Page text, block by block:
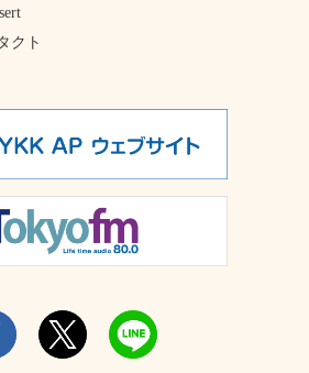
クト